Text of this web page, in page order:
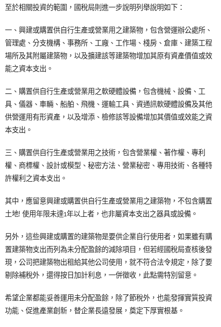
至於相關投資的範圍，國稅局則進一步說明列舉說明如下：
一、興建或購置供自行生產或營業用之建築物，包含營運辦公處所、
管理處、分支機構、事務所、工廠、工作場、棧房、倉庫、建築工程
場所及其附屬建築物，以及擴建該等建築物增加其原有資產價值或效
能之資本支出。
二、購置供自行生產或營業用之軟硬體設備，包含機械、設備、工
具、儀器、車輛、船舶、飛機、運輸工具、資通訊軟硬體設備及其他
供營運用有形資產，以及增添、檢修該等設備增加其價值或效能之資
本支出。
三、購置供自行生產或營業用之技術，包含營業權、著作權、專利
權、商標權、設計或模型、秘密方法、營業秘密、專用技術、各種特
許權利之資本支出。
其中，應留意興建或購置供自行生產或營業用之建築物，不包含購置
土地! 使用年限未達1年以上者，也非屬資本支出之器具或設備。
另外，這些興建或購置的建築物是要供企業自行使用者，如果雖有購
置建築物支出而列為未分配盈餘的減除項目，但若經國稅局查核後發
現，公司把建築物出租給其他公司使用，就不符合法令規定，除了要
剔除補稅外，還得按日加計利息，一併徵收，此點需特別留意。
希望企業都能妥善運用未分配盈餘，除了節稅外，也能發揮實質投資
功能、促進產業創新，替企業長遠發展，奠定下厚實根基。